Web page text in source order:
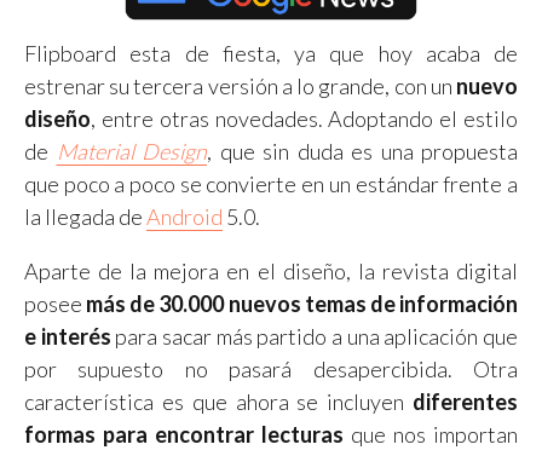
Flipboard esta de fiesta, ya que hoy acaba de
estrenar su tercera versión a lo grande, con un nuevo
diseño, entre otras novedades. Adoptando el estilo
de Material Design, que sin duda es una propuesta
que poco a poco se convierte en un estándar frente a
la llegada deAndroid 5.0.
Aparte de la mejora en el diseño, la revista digital
posee más de 30.000 nuevos temas de información
e interés para sacar más partido a una aplicación que
por supuesto no pasará desapercibida. Otra
característica es que ahora se incluyen diferentes
formas para encontrar lecturas que nos importan